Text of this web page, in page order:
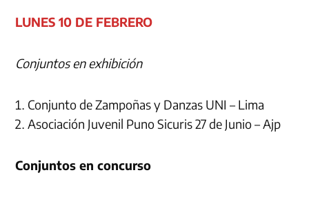
LUNES 10 DE FEBRERO
Conjuntos en exhibición
Conjunto de Zampoñas y Danzas UNI – Lima
Asociación Juvenil Puno Sicuris 27 de Junio – Ajp
Conjuntos en concurso